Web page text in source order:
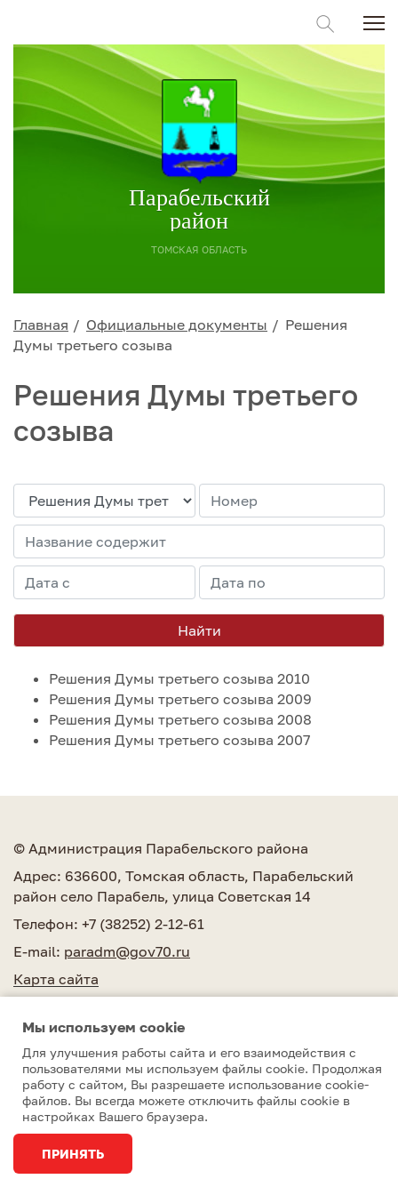
Парабельский
район
ТОМСКАЯ ОБЛАСТЬ
Главная Официальные документы
Решения
Думы третьего созыва
Решения Думы третьего
созыва
Найти
Решения Думы третьего созыва 2010
Решения Думы третьего созыва 2009
Решения Думы третьего созыва 2008
Решения Думы третьего созыва 2007
© Администрация Парабельского района
Адрес: 636600, Томская область, Парабельский
район село Парабель, улица Советская 14
Телефон: +7 (38252) 2-12-61
E-mail: paradm@gov70.ru
Карта сайта
Парабельский район © 2010–2026
Мы используем сookie
Для улучшения работы сайта и его взаимодействия с
пользователями мы используем файлы cookie. Продолжая
работу с сайтом, Вы разрешаете использование cookie-
файлов. Вы всегда можете отключить файлы cookie в
настройках Вашего браузера.
ПРИНЯТЬ